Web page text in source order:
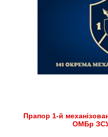
Прапор 1-й
ОМБр